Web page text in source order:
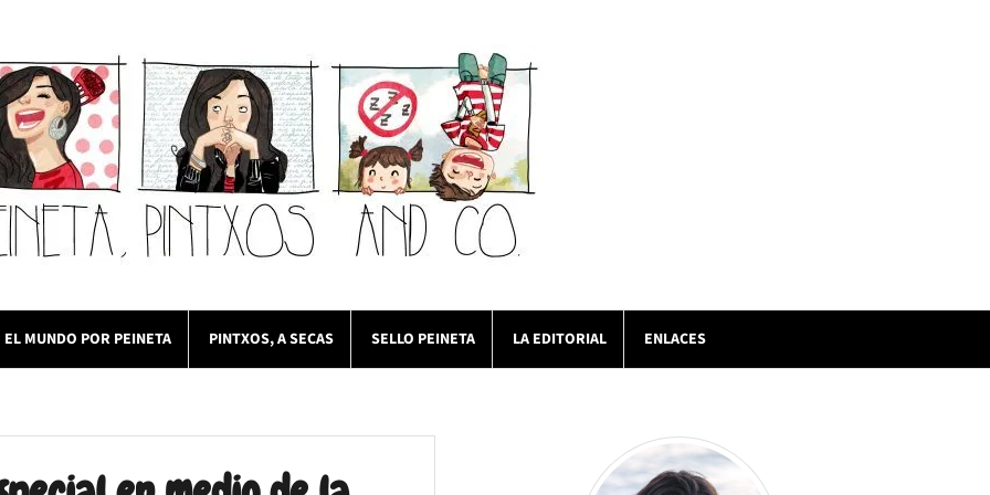
EL MUNDO POR PEINETA PINTXOS, A SECAS SELLO PEINETA LA EDITORIAL ENLACES